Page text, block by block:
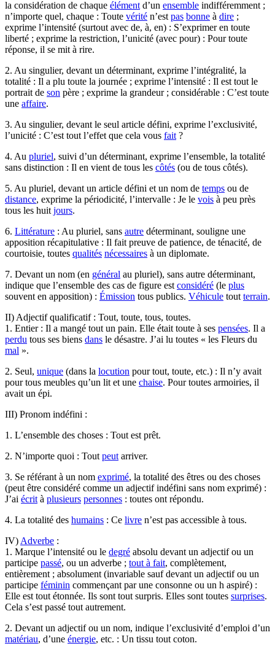
la considération de chaque élément d’un ensemble indifféremment ;
n’importe quel, chaque : Toute vérité n’est pas bonne à dire ;
exprime l’intensité (surtout avec de, à, en) : S’exprimer en toute
liberté ; exprime la restriction, l’unicité (avec pour) : Pour toute
réponse, il se mit à rire.
2. Au singulier, devant un déterminant, exprime l’intégralité, la
totalité : Il a plu toute la journée ; exprime l’intensité : Il est tout le
portrait de son père ; exprime la grandeur ; considérable : C’est toute
une affaire.
3. Au singulier, devant le seul article défini, exprime l’exclusivité,
l’unicité : C’est tout l’effet que cela vous fait ?
4. Au pluriel, suivi d’un déterminant, exprime l’ensemble, la totalité
sans distinction : Il en vient de tous les côtés (ou de tous côtés).
5. Au pluriel, devant un article défini et un nom de temps ou de
distance, exprime la périodicité, l’intervalle : Je le vois à peu près
tous les huit jours.
6. Littérature : Au pluriel, sans autre déterminant, souligne une
apposition récapitulative : Il fait preuve de patience, de ténacité, de
courtoisie, toutes qualités nécessaires à un diplomate.
7. Devant un nom (en général au pluriel), sans autre déterminant,
indique que l’ensemble des cas de figure est considéré (le plus
souvent en apposition) : Émission tous publics. Véhicule tout terrain.
II) Adjectif qualificatif : Tout, toute, tous, toutes.
1. Entier : Il a mangé tout un pain. Elle était toute à ses pensées. Il a
perdu tous ses biens dans le désastre. J’ai lu toutes « les Fleurs du
mal ».
2. Seul, unique (dans la locution pour tout, toute, etc.) : Il n’y avait
pour tous meubles qu’un lit et une chaise. Pour toutes armoiries, il
avait un épi.
III) Pronom indéfini :
1. L’ensemble des choses : Tout est prêt.
2. N’importe quoi : Tout peut arriver.
3. Se référant à un nom exprimé, la totalité des êtres ou des choses
(peut être considéré comme un adjectif indéfini sans nom exprimé) :
J’ai écrit à plusieurs personnes : toutes ont répondu.
4. La totalité des humains : Ce livre n’est pas accessible à tous.
IV) Adverbe :
1. Marque l’intensité ou le degré absolu devant un adjectif ou un
participe passé, ou un adverbe ; tout à fait, complètement,
entièrement ; absolument (invariable sauf devant un adjectif ou un
participe féminin commençant par une consonne ou un h aspiré) :
Elle est tout étonnée. Ils sont tout surpris. Elles sont toutes surprises.
Cela s’est passé tout autrement.
2. Devant un adjectif ou un nom, indique l’exclusivité d’emploi d’un
matériau, d’une énergie, etc. : Un tissu tout coton.